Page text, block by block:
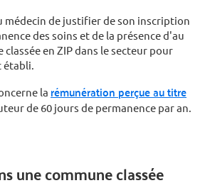
médecin de justifier de son inscription
des soins et de la présence d'au
classée en ZIP dans le secteur pour
établi.
la rémunération perçue au titre
de 60 jours de permanence par an.
une commune classée